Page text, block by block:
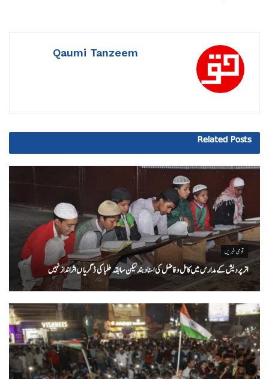
Qaumi Tanzeem
Related Posts
قومی خبریں
اتر پردیش کےمدارس میں کامل و فاضل کی اسناد بند لیکن سابقہ طلبا کی ڈگریا ں اثرانداز نہیں